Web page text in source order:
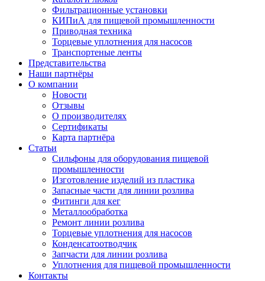
Фильтрационные установки
КИПиА для пищевой промышленности
Приводная техника
Торцевые уплотнения для насосов
Транспортеные ленты
Представительства
Наши партнёры
О компании
Новости
Отзывы
О производителях
Сертификаты
Карта партнёра
Статьи
Сильфоны для оборудования пищевой
промышленности
Изготовление изделий из пластика
Запасные части для линии розлива
Фитинги для кег
Металлообработка
Ремонт линии розлива
Торцевые уплотнения для насосов
Конденсатоотводчик
Запчасти для линии розлива
Уплотнения для пищевой промышленности
Контакты